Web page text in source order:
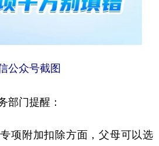
日本語 한국어
众号截图
门提醒：
附加扣除方面，父母可以选